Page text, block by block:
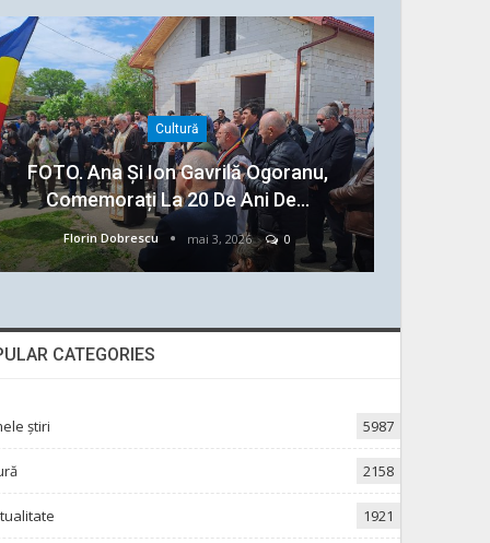
Cultură
FOTO. Ana Și Ion Gavrilă Ogoranu,
Comemorați La 20 De Ani De…
Florin Dobrescu mai 3, 2026 0
CATEGORIES
ştiri 5987
2158
1921